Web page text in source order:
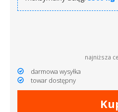
najniższa
darmowa wysyłka
towar dostępny